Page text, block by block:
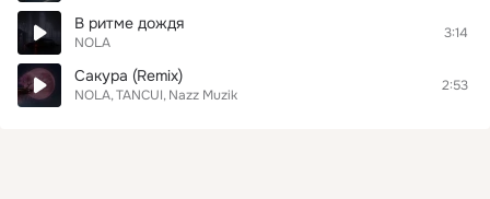
В ритме дождя
NOLA
3:14
Сакура (Remix)
NOLA TANCUI Nazz Muzik
2:53